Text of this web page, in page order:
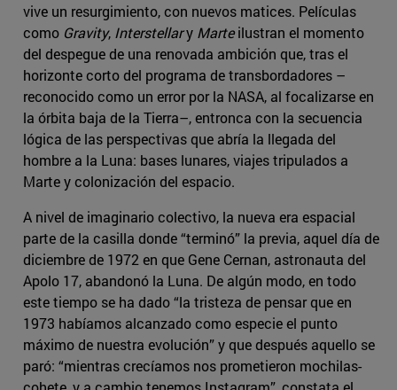
vive un resurgimiento, con nuevos matices. Películas
como Gravity, Interstellary Marteilustran el momento
del despegue de una renovada ambición que, tras el
horizonte corto del programa de transbordadores –
reconocido como un error por la NASA, al focalizarse en
la órbita baja de la Tierra–, entronca con la secuencia
lógica de las perspectivas que abría la llegada del
hombre a la Luna: bases lunares, viajes tripulados a
Marte y colonización del espacio.
A nivel de imaginario colectivo, la nueva era espacial
parte de la casilla donde “terminó” la previa, aquel día de
diciembre de 1972 en que Gene Cernan, astronauta del
Apolo 17, abandonó la Luna. De algún modo, en todo
este tiempo se ha dado “la tristeza de pensar que en
1973 habíamos alcanzado como especie el punto
máximo de nuestra evolución” y que después aquello se
paró: “mientras crecíamos nos prometieron mochilas-